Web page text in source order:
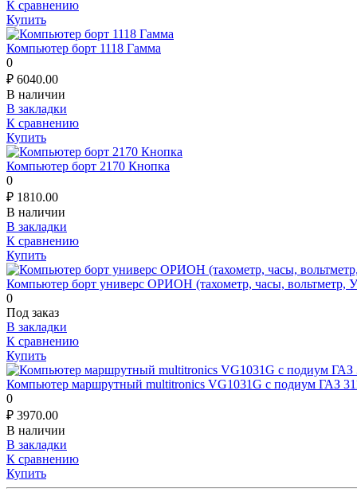
К сравнению
Купить
Компьютер борт 1118 Гамма
0
₽ 6040.00
В наличии
В закладки
К сравнению
Купить
Компьютер борт 2170 Кнопка
0
₽ 1810.00
В наличии
В закладки
К сравнению
Купить
Компьютер борт универс ОРИОН (тахометр, часы, вольтметр,
0
Под заказ
В закладки
К сравнению
Купить
Компьютер маршрутный multitronics VG1031G с подиум ГАЗ
0
₽ 3970.00
В наличии
В закладки
К сравнению
Купить